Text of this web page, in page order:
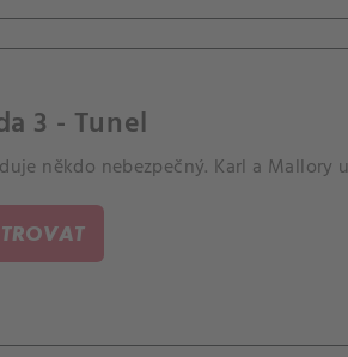
3 - Tunel
někdo nebezpečný. Karl a